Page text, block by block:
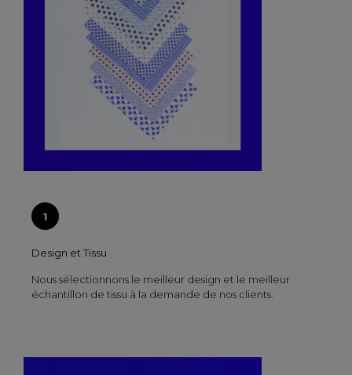
Design et Tissu
Nous sélectionnons le meilleur design et le meilleur
échantillon de tissu à la demande de nos clients.